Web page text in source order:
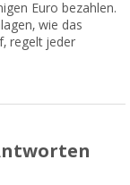
Euro bezahlen.
wie das
regelt jeder